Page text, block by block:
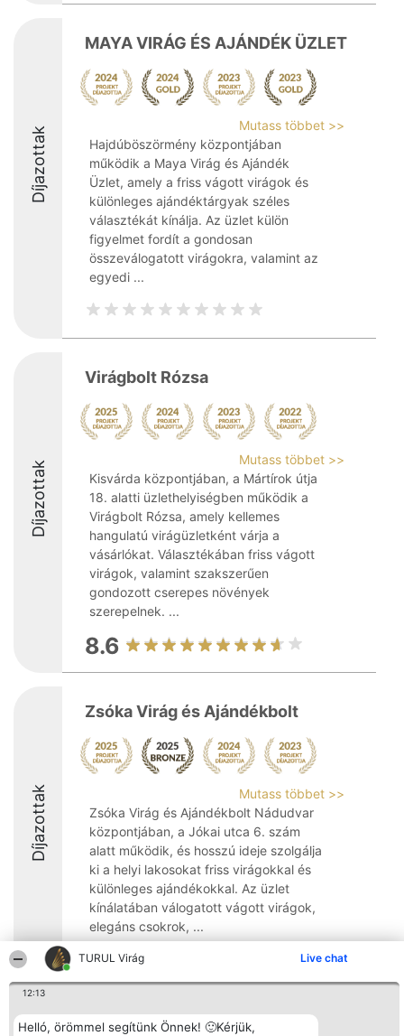
TURUL Virág Live chat
12:13
Helló, örömmel segítünk Önnek! 🙂Kérjük,
Díjazottak
MAYA VIRÁG ÉS AJÁNDÉK ÜZLET
Mutass többet >>
Hajdúböszörmény központjában
működik a Maya Virág és Ajándék
Üzlet, amely a friss vágott virágok és
különleges ajándéktárgyak széles
választékát kínálja. Az üzlet külön
figyelmet fordít a gondosan
összeválogatott virágokra, valamint az
egyedi ...
Díjazottak
Virágbolt Rózsa
Mutass többet >>
Kisvárda központjában, a Mártírok útja
18. alatti üzlethelyiségben működik a
Virágbolt Rózsa, amely kellemes
hangulatú virágüzletként várja a
vásárlókat. Választékában friss vágott
virágok, valamint szakszerűen
gondozott cserepes növények
szerepelnek. ...
8.6
Díjazottak
Zsóka Virág és Ajándékbolt
Mutass többet >>
Zsóka Virág és Ajándékbolt Nádudvar
központjában, a Jókai utca 6. szám
alatt működik, és hosszú ideje szolgálja
ki a helyi lakosokat friss virágokkal és
különleges ajándékokkal. Az üzlet
kínálatában válogatott vágott virágok,
elegáns csokrok, ...
8.8
Rangsorszervező Népszavazás Elérhetőség